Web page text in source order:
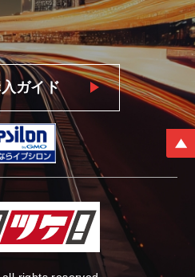
写真等をお願いする場
ご協力をお願いしま
ーカーに瑕疵が認めら
・初期不良・運送破損
、
送会社へ状況報告・確
品への交換対応の手配
・代替品をご用意出来
せて頂きます。
に関わらず、ご返金は
ことを予めご了承下さ
ガイド